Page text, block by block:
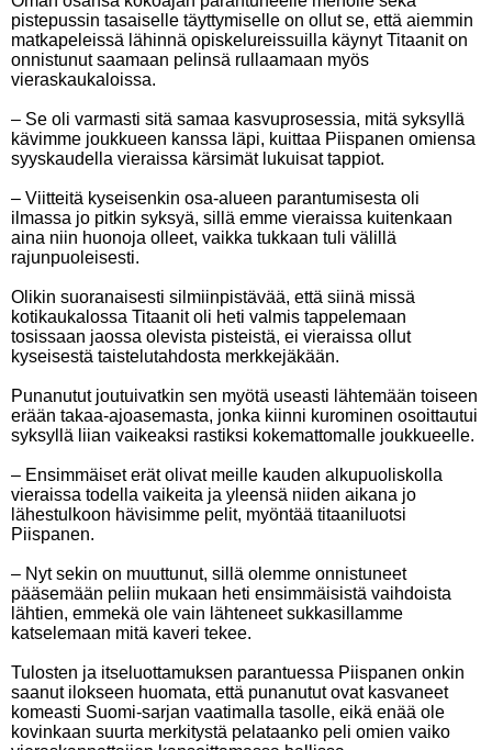
pistepussin tasaiselle täyttymiselle on ollut se, että aiemmin
matkapeleissä lähinnä opiskelureissuilla käynyt Titaanit on
onnistunut saamaan pelinsä rullaamaan myös
vieraskaukaloissa.
– Se oli varmasti sitä samaa kasvuprosessia, mitä syksyllä
kävimme joukkueen kanssa läpi, kuittaa Piispanen omiensa
syyskaudella vieraissa kärsimät lukuisat tappiot.
– Viitteitä kyseisenkin osa-alueen parantumisesta oli
ilmassa jo pitkin syksyä, sillä emme vieraissa kuitenkaan
aina niin huonoja olleet, vaikka tukkaan tuli välillä
rajunpuoleisesti.
Olikin suoranaisesti silmiinpistävää, että siinä missä
kotikaukalossa Titaanit oli heti valmis tappelemaan
tosissaan jaossa olevista pisteistä, ei vieraissa ollut
kyseisestä taistelutahdosta merkkejäkään.
Punanutut joutuivatkin sen myötä useasti lähtemään toiseen
erään takaa-ajoasemasta, jonka kiinni kurominen osoittautui
syksyllä liian vaikeaksi rastiksi kokemattomalle joukkueelle.
– Ensimmäiset erät olivat meille kauden alkupuoliskolla
vieraissa todella vaikeita ja yleensä niiden aikana jo
lähestulkoon hävisimme pelit, myöntää titaaniluotsi
Piispanen.
– Nyt sekin on muuttunut, sillä olemme onnistuneet
pääsemään peliin mukaan heti ensimmäisistä vaihdoista
lähtien, emmekä ole vain lähteneet sukkasillamme
katselemaan mitä kaveri tekee.
Tulosten ja itseluottamuksen parantuessa Piispanen onkin
saanut ilokseen huomata, että punanutut ovat kasvaneet
komeasti Suomi-sarjan vaatimalla tasolle, eikä enää ole
kovinkaan suurta merkitystä pelataanko peli omien vaiko